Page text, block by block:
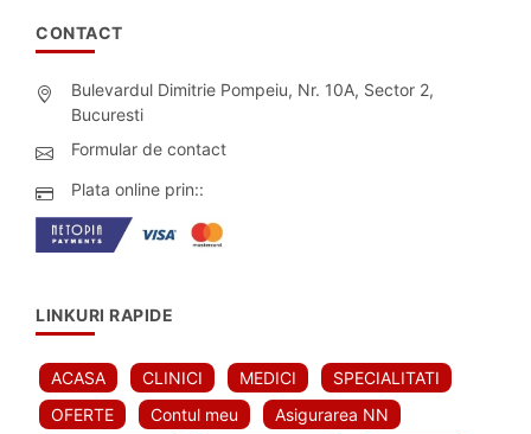
CONTACT
Bulevardul Dimitrie Pompeiu, Nr. 10A, Sector 2,
Bucuresti
Formular de contact
Plata online prin::
LINKURI RAPIDE
ACASA CLINICI MEDICI
SPECIALITATI
OFERTE
Contul meu
Asigurarea NN